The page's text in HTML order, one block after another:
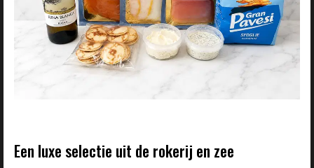
Een luxe selectie uit de rokerij en zee